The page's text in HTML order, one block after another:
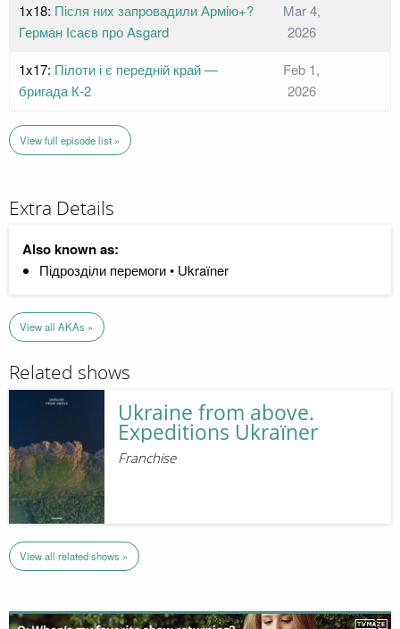
1x18: Після них запровадили Армію+?
Герман Ісаєв про Asgard
Mar 4,
2026
1x17: Пілоти і є передній край —
бригада К-2
Feb 1,
2026
View full episode list »
Extra Details
Also known as:
Підрозділи перемоги • Ukraїner
View all AKAs »
Related shows
Ukraine from above.
Expeditions Ukraїner
Franchise
View all related shows »